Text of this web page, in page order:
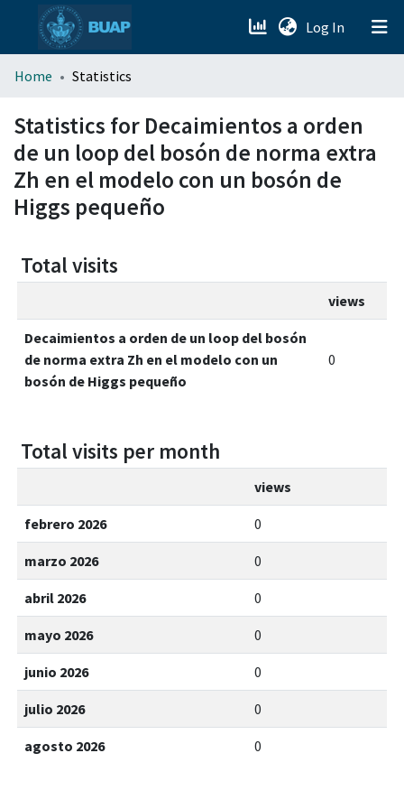
Log In (current)
menu.section.about_menu
All of DSpace
Home Statistics
Statistics for Decaimientos a orden
de un loop del bosón de norma extra
Zh en el modelo con un bosón de
Higgs pequeño
Total visits
views
Decaimientos a orden de un loop del bosón
de norma extra Zh en el modelo con un
bosón de Higgs pequeño
0
Total visits per month
views
febrero 2026 0
marzo 2026 0
abril 2026 0
mayo 2026 0
junio 2026 0
julio 2026 0
agosto 2026 0